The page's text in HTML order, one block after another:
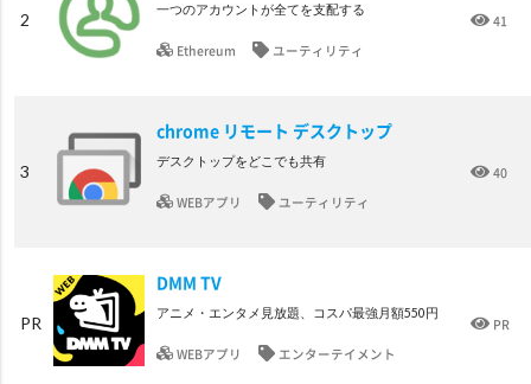
2
一つのアカウントが全てを支配する
Ethereum ユーティリティ
41
3
chrome リモート デスクトップ
デスクトップをどこでも共有
WEBアプリ ユーティリティ
40
PR
DMM TV
アニメ・エンタメ見放題、コスパ最強月額550円
WEBアプリ エンターテイメント
PR